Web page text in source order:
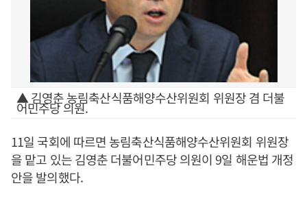
▲ 김영춘 농림축산식품해양수산위원회 위원장 겸 더불
어민주당 의원.
11일 국회에 따르면 농림축산식품해양수산위원회 위원장
을 맡고 있는 김영춘 더불어민주당 의원이 9일 해운법 개정
안을 발의했다.